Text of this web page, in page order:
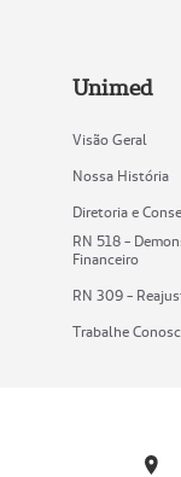
Unimed
Visão Geral
Nossa História
Diretoria e
RN 518 -
Financeiro
RN 309 -
Trabalhe